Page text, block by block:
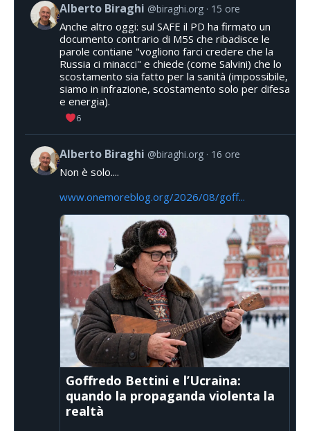
Alberto Biraghi @biraghi.org 15 ore
Anche altro oggi: sul SAFE il PD ha firmato un
documento contrario di M5S che ribadisce le
parole contiane "vogliono farci credere che la
Russia ci minacci" e chiede (come Salvini) che lo
scostamento sia fatto per la sanità (impossibile,
siamo in infrazione, scostamento solo per difesa
e energia).
6
Alberto Biraghi @biraghi.org 16 ore
Non è solo....
www.onemoreblog.org/2026/08/goff...
Goffredo Bettini e l’Ucraina:
quando la propaganda violenta la
realtà